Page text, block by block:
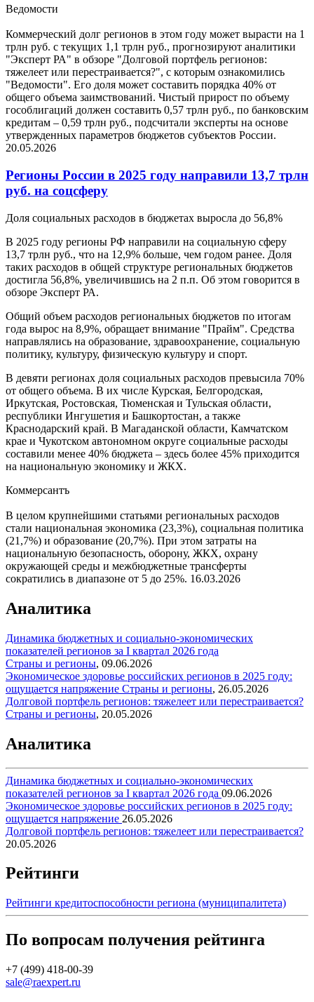
Ведомости
Коммерческий долг регионов в этом году может вырасти на 1
трлн руб. с текущих 1,1 трлн руб., прогнозируют аналитики
"Эксперт РА" в обзоре "Долговой портфель регионов:
тяжелеет или перестраивается?", с которым ознакомились
"Ведомости". Его доля может составить порядка 40% от
общего объема заимствований. Чистый прирост по объему
гособлигаций должен составить 0,57 трлн руб., по банковским
кредитам – 0,59 трлн руб., подсчитали эксперты на основе
утвержденных параметров бюджетов субъектов России.
20.05.2026
Регионы России в 2025 году направили 13,7 трлн
руб. на соцсферу
Доля социальных расходов в бюджетах выросла до 56,8%
В 2025 году регионы РФ направили на социальную сферу
13,7 трлн руб., что на 12,9% больше, чем годом ранее. Доля
таких расходов в общей структуре региональных бюджетов
достигла 56,8%, увеличившись на 2 п.п. Об этом говорится в
обзоре Эксперт РА.
Общий объем расходов региональных бюджетов по итогам
года вырос на 8,9%, обращает внимание "Прайм". Средства
направлялись на образование, здравоохранение, социальную
политику, культуру, физическую культуру и спорт.
В девяти регионах доля социальных расходов превысила 70%
от общего объема. В их числе Курская, Белгородская,
Иркутская, Ростовская, Тюменская и Тульская области,
республики Ингушетия и Башкортостан, а также
Краснодарский край. В Магаданской области, Камчатском
крае и Чукотском автономном округе социальные расходы
составили менее 40% бюджета – здесь более 45% приходится
на национальную экономику и ЖКХ.
Коммерсантъ
В целом крупнейшими статьями региональных расходов
стали национальная экономика (23,3%), социальная политика
(21,7%) и образование (20,7%). При этом затраты на
национальную безопасность, оборону, ЖКХ, охрану
окружающей среды и межбюджетные трансферты
сократились в диапазоне от 5 до 25%. 16.03.2026
Аналитика
Динамика бюджетных и социально-экономических
показателей регионов за I квартал 2026 года
Страны и регионы, 09.06.2026
Экономическое здоровье российских регионов в 2025 году:
ощущается напряжение Страны и регионы, 26.05.2026
Долговой портфель регионов: тяжелеет или перестраивается?
Страны и регионы, 20.05.2026
Аналитика
Динамика бюджетных и социально-экономических
показателей регионов за I квартал 2026 года 09.06.2026
Экономическое здоровье российских регионов в 2025 году:
ощущается напряжение 26.05.2026
Долговой портфель регионов: тяжелеет или перестраивается?
20.05.2026
Рейтинги
Рейтинги кредитоспособности региона (муниципалитета)
По вопросам получения рейтинга
+7 (499) 418-00-39
sale@raexpert.ru